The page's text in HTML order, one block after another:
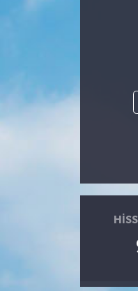
RESMİ İLANLAR